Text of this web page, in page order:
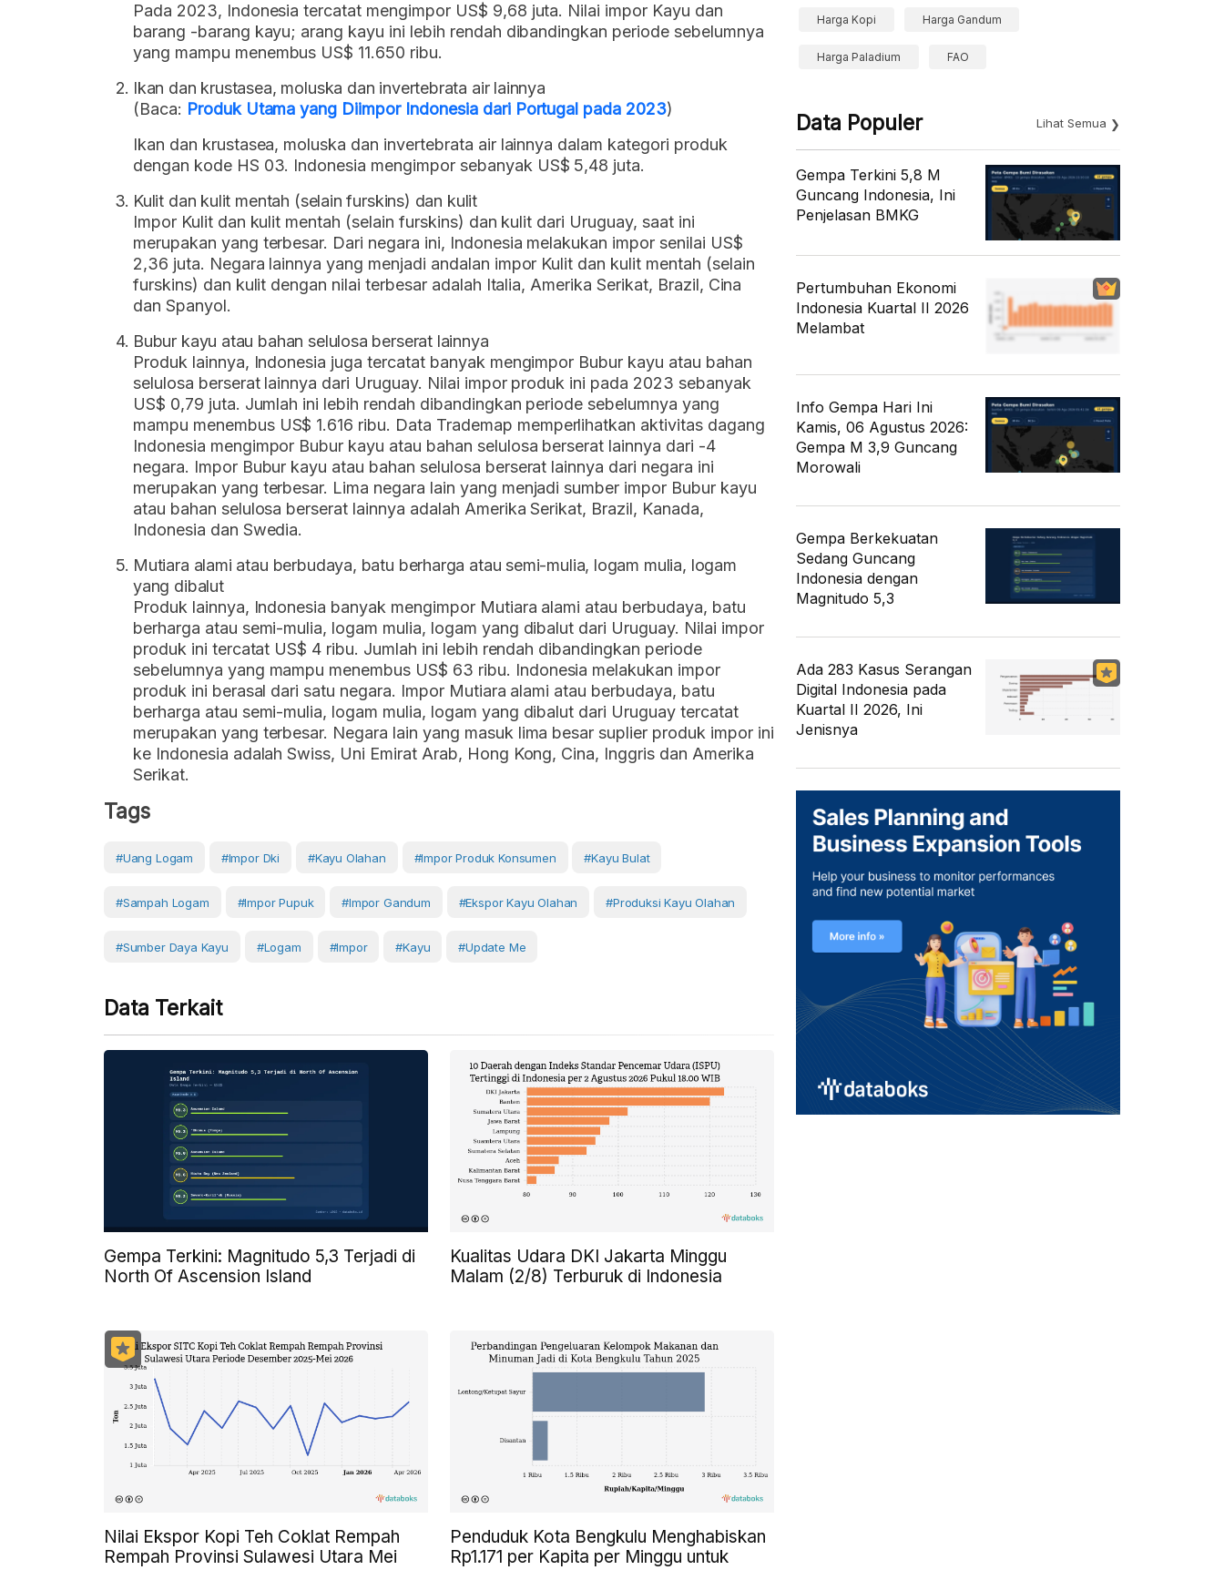
Pada 2023, Indonesia tercatat mengimpor US$ 9,68 juta. Nilai impor Kayu dan
barang -barang kayu; arang kayu ini lebih rendah dibandingkan periode sebelumnya
yang mampu menembus US$ 11.650 ribu.
Ikan dan krustasea, moluska dan invertebrata air lainnya
(Baca: Produk Utama yang Diimpor Indonesia dari Portugal pada 2023)
Ikan dan krustasea, moluska dan invertebrata air lainnya dalam kategori produk
dengan kode HS 03. Indonesia mengimpor sebanyak US$ 5,48 juta.
Kulit dan kulit mentah (selain furskins) dan kulit
Impor Kulit dan kulit mentah (selain furskins) dan kulit dari Uruguay, saat ini
merupakan yang terbesar. Dari negara ini, Indonesia melakukan impor senilai US$
2,36 juta. Negara lainnya yang menjadi andalan impor Kulit dan kulit mentah (selain
furskins) dan kulit dengan nilai terbesar adalah Italia, Amerika Serikat, Brazil, Cina
dan Spanyol.
Bubur kayu atau bahan selulosa berserat lainnya
Produk lainnya, Indonesia juga tercatat banyak mengimpor Bubur kayu atau bahan
selulosa berserat lainnya dari Uruguay. Nilai impor produk ini pada 2023 sebanyak
US$ 0,79 juta. Jumlah ini lebih rendah dibandingkan periode sebelumnya yang
mampu menembus US$ 1.616 ribu. Data Trademap memperlihatkan aktivitas dagang
Indonesia mengimpor Bubur kayu atau bahan selulosa berserat lainnya dari -4
negara. Impor Bubur kayu atau bahan selulosa berserat lainnya dari negara ini
merupakan yang terbesar. Lima negara lain yang menjadi sumber impor Bubur kayu
atau bahan selulosa berserat lainnya adalah Amerika Serikat, Brazil, Kanada,
Indonesia dan Swedia.
Mutiara alami atau berbudaya, batu berharga atau semi-mulia, logam mulia, logam
yang dibalut
Produk lainnya, Indonesia banyak mengimpor Mutiara alami atau berbudaya, batu
berharga atau semi-mulia, logam mulia, logam yang dibalut dari Uruguay. Nilai impor
produk ini tercatat US$ 4 ribu. Jumlah ini lebih rendah dibandingkan periode
sebelumnya yang mampu menembus US$ 63 ribu. Indonesia melakukan impor
produk ini berasal dari satu negara. Impor Mutiara alami atau berbudaya, batu
berharga atau semi-mulia, logam mulia, logam yang dibalut dari Uruguay tercatat
merupakan yang terbesar. Negara lain yang masuk lima besar suplier produk impor ini
ke Indonesia adalah Swiss, Uni Emirat Arab, Hong Kong, Cina, Inggris dan Amerika
Serikat.
Tags
#uang Logam #impor Dki #Kayu Olahan #impor Produk Konsumen #kayu Bulat
#sampah Logam #Impor Pupuk #impor Gandum #Ekspor Kayu Olahan #Produksi Kayu Olahan
#sumber Daya Kayu #Logam #Impor #Kayu #Update Me
Data Terkait
Gempa Terkini: Magnitudo 5,3 Terjadi di
North Of Ascension Island
Kualitas Udara DKI Jakarta Minggu
Malam (2/8) Terburuk di Indonesia
Nilai Ekspor Kopi Teh Coklat Rempah
Rempah Provinsi Sulawesi Utara Mei
Penduduk Kota Bengkulu Menghabiskan
Rp1.171 per Kapita per Minggu untuk
Harga Kopi Harga Gandum
Harga Paladium FAO
Data Populer Lihat Semua
Gempa Terkini 5,8 M
Guncang Indonesia, Ini
Penjelasan BMKG
Pertumbuhan Ekonomi
Indonesia Kuartal II 2026
Melambat
Info Gempa Hari Ini
Kamis, 06 Agustus 2026:
Gempa M 3,9 Guncang
Morowali
Gempa Berkekuatan
Sedang Guncang
Indonesia dengan
Magnitudo 5,3
Ada 283 Kasus Serangan
Digital Indonesia pada
Kuartal II 2026, Ini
Jenisnya